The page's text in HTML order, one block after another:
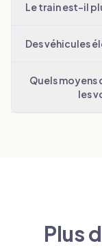
Le train est-il
Des véhicules
Quels
les
Plus
électrique
Comment